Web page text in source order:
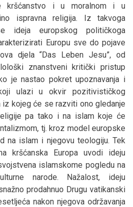
kršćanstvo i u moralnom i u
ispravna religija. Iz takvoga
ideja europskog političkoga
Europu sve do pojave
djela “Das Leben Jesu”, od
znanstveni kritički pristup
je nastao pokret upoznavanja i
ulazi u okvir pozitivističkog
iz kojeg će se razviti ono gledanje
pa tako i na islam koje će
tj. kroz model europske
na islam i njegovu teologiju. Tek
kršćanska Europa uvodi ideju
islamskome pogledu na
narode. Nažalost, ideju
prodahnuo Drugu vatikanski
nakon njegova održavanja